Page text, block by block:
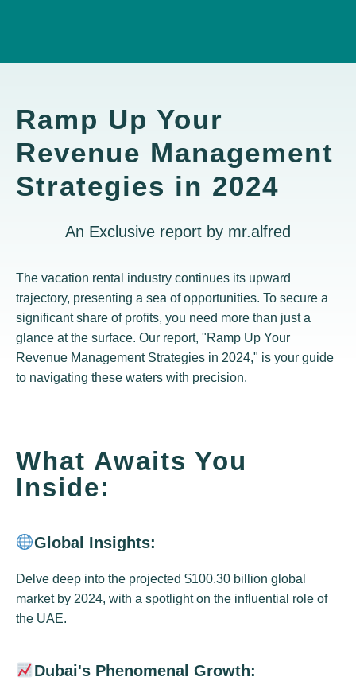
Ramp Up Your
Revenue Management
Strategies in 2024
An Exclusive report by mr.alfred
The vacation rental industry continues its upward
trajectory, presenting a sea of opportunities. To secure a
significant share of profits, you need more than just a
glance at the surface. Our report, "Ramp Up Your
Revenue Management Strategies in 2024," is your guide
to navigating these waters with precision.
What Awaits You
Inside:
Global Insights:
Delve deep into the projected $100.30 billion global
market by 2024, with a spotlight on the influential role of
the UAE.
Dubai's Phenomenal Growth: